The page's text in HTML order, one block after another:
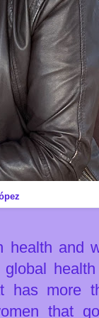
and
has more
that